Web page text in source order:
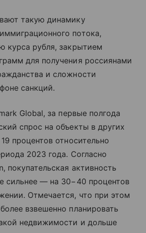
такую динамику
потока,
курса рубля, закрытием
для получения россиянами
и сложности
санкций.
Global, за первые полгода
спрос на объекты в других
процентов относительно
2023 года. Согласно
покупательская активность
сильнее — на 30−40 процентов
Отмечается, что при этом
взвешенно планировать
недвижимости и дольше